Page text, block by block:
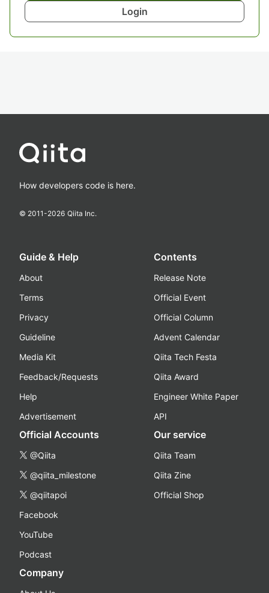
Login
How developers code is here.
© 2011-2026 Qiita Inc.
Guide & Help
About
Terms
Privacy
Guideline
Media Kit
Feedback/Requests
Help
Advertisement
Contents
Release Note
Official Event
Official Column
Advent Calendar
Qiita Tech Festa
Qiita Award
Engineer White Paper
API
Official Accounts
@Qiita
@qiita_milestone
@qiitapoi
Facebook
YouTube
Podcast
Our service
Qiita Team
Qiita Zine
Official Shop
Company